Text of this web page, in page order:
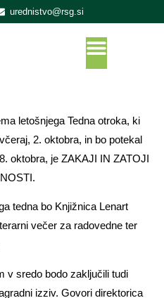
urednistvo@rsg.si
letošnjega Tedna otroka, ki
2. oktobra, in bo potekal
oktobra, je ZAKAJI IN ZATOJI
tedna bo Knjižnica Lenart
večer za radovedne ter
v sredo bodo zaključili tudi
izziv. Govori direktorica